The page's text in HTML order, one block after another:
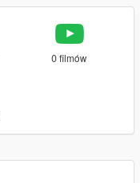
0 filmów